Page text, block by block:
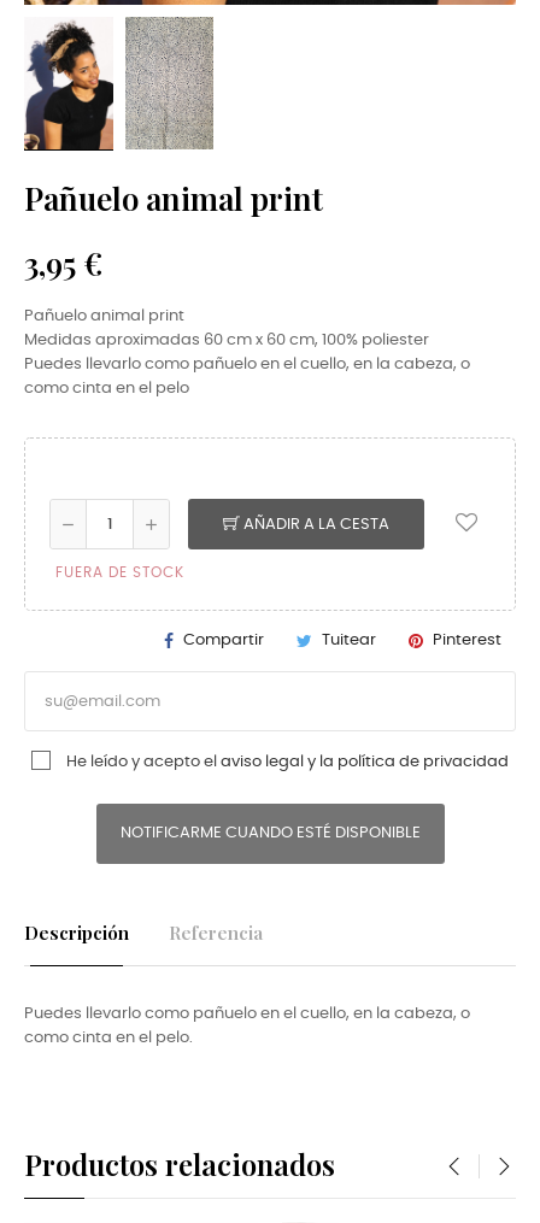
Pañuelo animal print
3,95 €
Pañuelo animal print
Medidas aproximadas 60 cm x 60 cm, 100% poliester
Puedes llevarlo como pañuelo en el cuello, en la cabeza, o
como cinta en el pelo
AÑADIR A LA CESTA
FUERA DE STOCK
Compartir Tuitear Pinterest
He leído y acepto el aviso legal y la política de privacidad
NOTIFICARME CUANDO ESTÉ DISPONIBLE
Descripción Referencia
Puedes llevarlo como pañuelo en el cuello, en la cabeza, o
como cinta en el pelo.
Productos relacionados